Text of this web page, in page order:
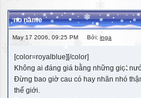
no name
May 17 2006, 09:25 PM Bởi: inga
[color=royalblue][/color]
Không ai đáng giá bằng những giọt
Đừng bao giờ cau có hay nhăn nhó
thế giới.